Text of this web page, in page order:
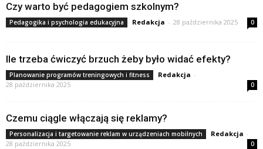
Czy warto być pedagogiem szkolnym?
Pedagogika i psychologia edukacyjna Redakcja - 28 października 2025 0
Ile trzeba ćwiczyć brzuch żeby było widać efekty?
Planowanie programów treningowych i fitness Redakcja -
28 października 2025
0
Czemu ciągle włączają się reklamy?
Personalizacja i targetowanie reklam w urządzeniach mobilnych Redakcja -
28 października 2025
0